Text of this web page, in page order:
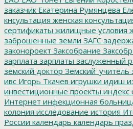
заказчик Екатерина Румянцева
кнсультация женская
сертификаты жилищные условия
заброшенные земли ЗАГС
законороект Заксобрание
зарплата зарплаты заслуженный
земский доктор Земский_учитель
ивс Игорь Ткачев игрушки идиш
инвестиционные проекты индекс
Интернет инфекционная
колония исследование история
России календарь календарь